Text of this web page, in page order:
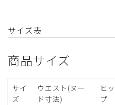
サイズ表
商品サイズ
サイ
ズ
ウエスト(ヌー
ド寸法)
ヒッ
プ